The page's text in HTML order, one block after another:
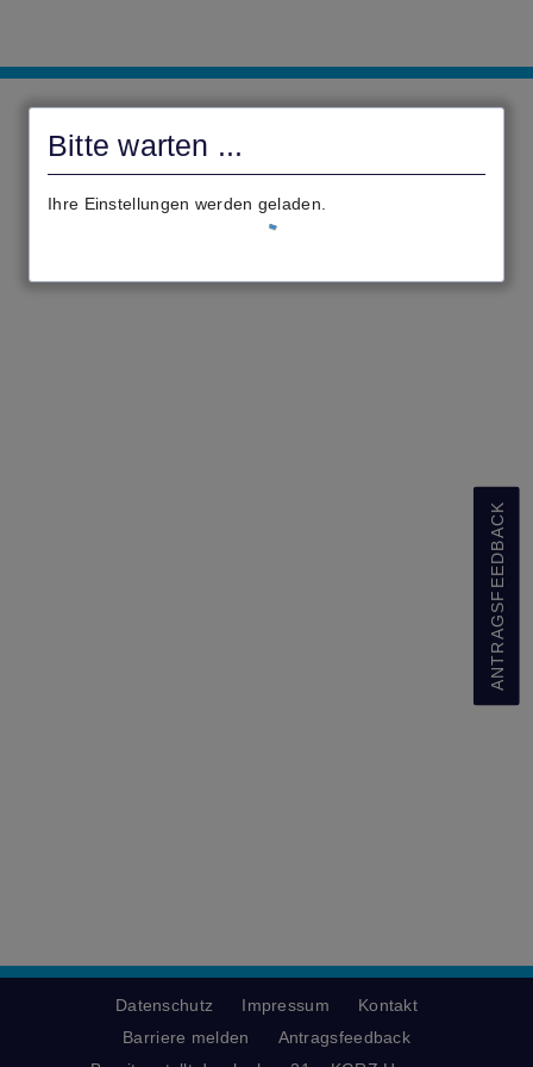
Bitte warten ...
Ihre Einstellungen werden geladen.
Dieburg
Kreisverwaltung
ANTRAGSFEEDBACK
Datenschutz Impressum
Kontakt
Barriere melden
Antragsfeedback